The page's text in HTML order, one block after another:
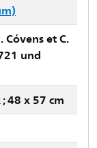
Cóvens et C.
und
48 x 57 cm